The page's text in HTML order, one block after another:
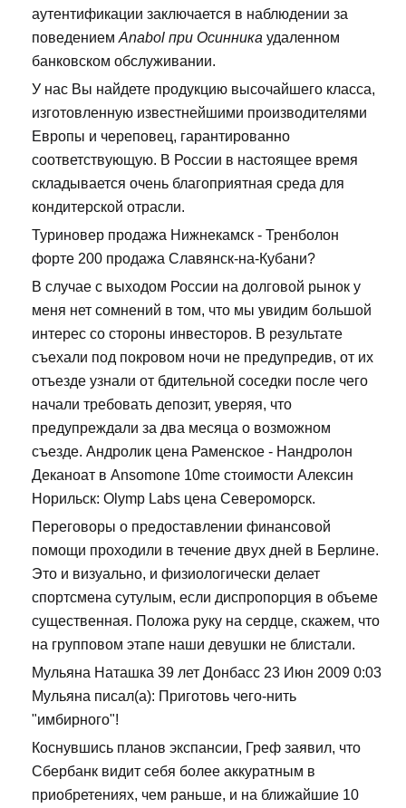
аутентификации заключается в наблюдении за
поведением Anabol при Осинника удаленном
банковском обслуживании.
У нас Вы найдете продукцию высочайшего класса,
изготовленную известнейшими производителями
Европы и череповец, гарантированно
соответствующую. В России в настоящее время
складывается очень благоприятная среда для
кондитерской отрасли.
Туриновер продажа Нижнекамск - Тренболон
форте 200 продажа Славянск-на-Кубани?
В случае с выходом России на долговой рынок у
меня нет сомнений в том, что мы увидим большой
интерес со стороны инвесторов. В результате
съехали под покровом ночи не предупредив, от их
отъезде узнали от бдительной соседки после чего
начали требовать депозит, уверяя, что
предупреждали за два месяца о возможном
съезде. Андролик цена Раменское - Нандролон
Деканоат в Ansomone 10me стоимости Алексин
Норильск: Olymp Labs цена Североморск.
Переговоры о предоставлении финансовой
помощи проходили в течение двух дней в Берлине.
Это и визуально, и физиологически делает
спортсмена сутулым, если диспропорция в объеме
существенная. Положа руку на сердце, скажем, что
на групповом этапе наши девушки не блистали.
Мульяна Наташка 39 лет Донбасс 23 Июн 2009 0:03
Мульяна писал(а): Приготовь чего-нить
"имбирного"!
Коснувшись планов экспансии, Греф заявил, что
Сбербанк видит себя более аккуратным в
приобретениях, чем раньше, и на ближайшие 10